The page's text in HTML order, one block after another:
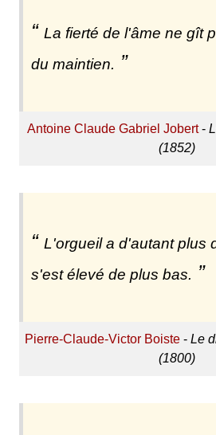
La fierté de l'âme ne gît
du maintien.
Antoine Claude Gabriel Jobert-
(1852)
L'orgueil a d'autant plus
s'est élevé de plus bas.
Pierre-Claude-Victor Boiste -Le
(1800)